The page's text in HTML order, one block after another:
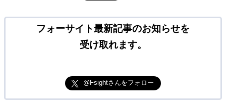
フォーサイト最新記事のお知らせを
受け取れます。
@Fsightさんをフォロー